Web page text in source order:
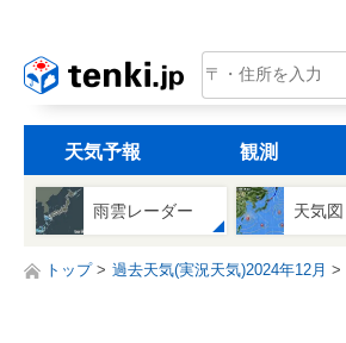
tenki.jp
天気予報 観測
雨雲レーダー 天気図
トップ 過去天気(実況天気)2024年12月